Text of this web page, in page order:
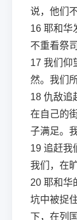
说，他们
16 耶和华
不重看祭
17 我们仰
然。我们
18 仇敌追
在自己的
子满足。
19 追赶我
我们，在
20 耶和华
坑中被捉
下，在列